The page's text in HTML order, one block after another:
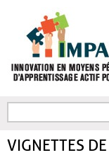
FORMULAIRE DE
VIGNETTES